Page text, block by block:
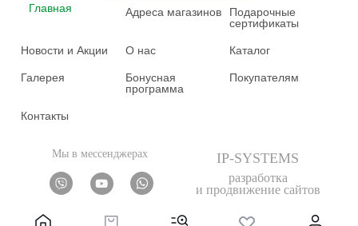
Главная Адреса магазинов
Подарочные
сертификаты
Новости и Акции О нас Каталог
Галерея
Бонусная
программа
Покупателям
Контакты
Мы в мессенджерах IP-SYSTEMS
разработка
и продвижение сайтов